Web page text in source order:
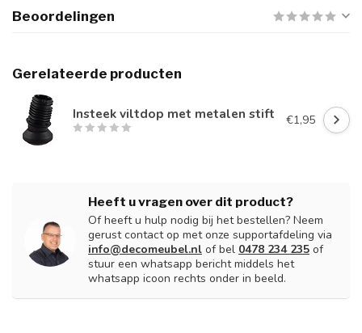
Beoordelingen
Gerelateerde producten
Insteek viltdop met metalen stift €1,95
Heeft u vragen over dit product?
Of heeft u hulp nodig bij het bestellen? Neem
gerust contact op met onze supportafdeling via
info@decomeubel.nl of bel 0478 234 235 of
stuur een whatsapp bericht middels het
whatsapp icoon rechts onder in beeld.